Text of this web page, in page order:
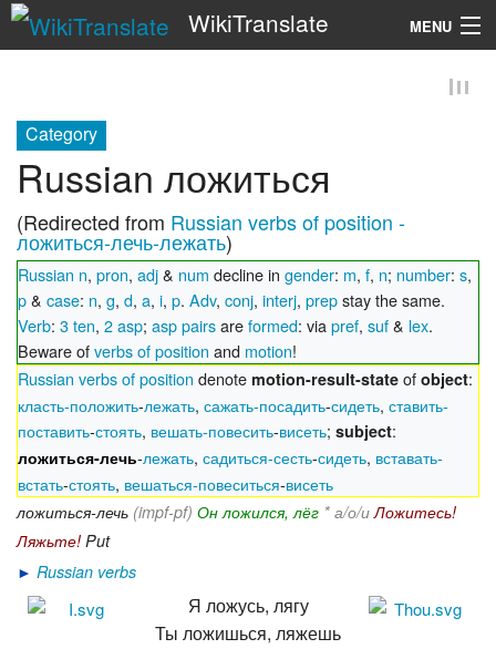
WikiTranslate MENU
Category
Russian ложиться
(Redirected from Russian verbs of position -
ложиться-лечь-лежать)
Russian n, pron, adj& num decline in gender: m, f, n; number: s,
p& case: n, g, d, a, i, p. Adv, conj, interj, prepstay the same.
Verb: 3 ten, 2 asp; asp pairsareformed: viapref, suf& lex.
Beware ofverbs of position and motion!
Russian verbs of position denote motion-result-state of object:
класть-положить-лежать, сажать-посадить-сидеть, ставить-
поставить-стоять, вешать-повесить-висеть; subject:
ложиться-лечь-лежать, садиться-сесть-сидеть, вставать-
встать-стоять, вешаться-повеситься-висеть
ложиться-лечь (impf-pf) Он ложился, лёг * а/о/и Ложитесь!
Ляжьте! Put
► Russian verbs
Я ложусь, лягу
Ты ложишься, ляжешь